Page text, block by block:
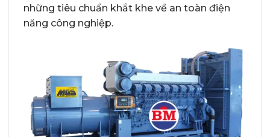
những tiêu chuẩn khắt khe về an toàn điện
năng công nghiệp.